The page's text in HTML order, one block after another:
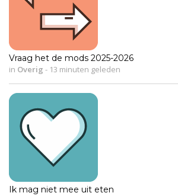
Vraag het de mods 2025-2026
in Overig - 13 minuten geleden
Ik mag niet mee uit eten